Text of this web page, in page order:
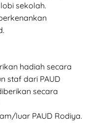
sekolah.
hadiah secara
staf dari PAUD
secara
luar PAUD Rodiya.